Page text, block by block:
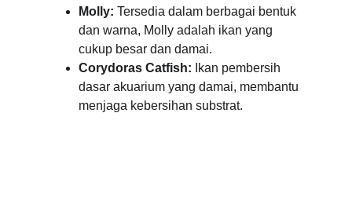
Molly: Tersedia dalam berbagai bentuk
dan warna, Molly adalah ikan yang
cukup besar dan damai.
Corydoras Catfish: Ikan pembersih
dasar akuarium yang damai, membantu
menjaga kebersihan substrat.